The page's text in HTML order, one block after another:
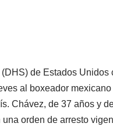
de Estados Unidos
al boxeador
Chávez, de 37 años y
orden de arresto